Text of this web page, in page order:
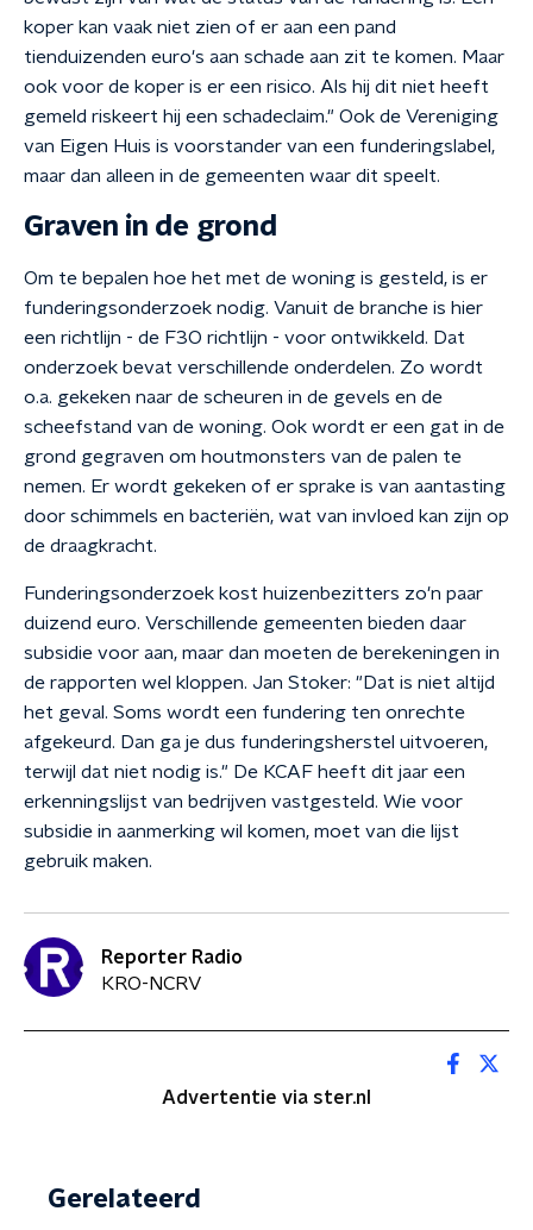
koper kan vaak niet zien of er aan een pand
tienduizenden euro's aan schade aan zit te komen. Maar
ook voor de koper is er een risico. Als hij dit niet heeft
gemeld riskeert hij een schadeclaim." Ook de Vereniging
van Eigen Huis is voorstander van een funderingslabel,
maar dan alleen in de gemeenten waar dit speelt.
Graven in de grond
Om te bepalen hoe het met de woning is gesteld, is er
funderingsonderzoek nodig. Vanuit de branche is hier
een richtlijn - de F3O richtlijn - voor ontwikkeld. Dat
onderzoek bevat verschillende onderdelen. Zo wordt
o.a. gekeken naar de scheuren in de gevels en de
scheefstand van de woning. Ook wordt er een gat in de
grond gegraven om houtmonsters van de palen te
nemen. Er wordt gekeken of er sprake is van aantasting
door schimmels en bacteriën, wat van invloed kan zijn op
de draagkracht.
Funderingsonderzoek kost huizenbezitters zo'n paar
duizend euro. Verschillende gemeenten bieden daar
subsidie voor aan, maar dan moeten de berekeningen in
de rapporten wel kloppen. Jan Stoker: "Dat is niet altijd
het geval. Soms wordt een fundering ten onrechte
afgekeurd. Dan ga je dus funderingsherstel uitvoeren,
terwijl dat niet nodig is." De KCAF heeft dit jaar een
erkenningslijst van bedrijven vastgesteld. Wie voor
subsidie in aanmerking wil komen, moet van die lijst
gebruik maken.
Reporter Radio
KRO-NCRV
Advertentie via ster.nl
Gerelateerd